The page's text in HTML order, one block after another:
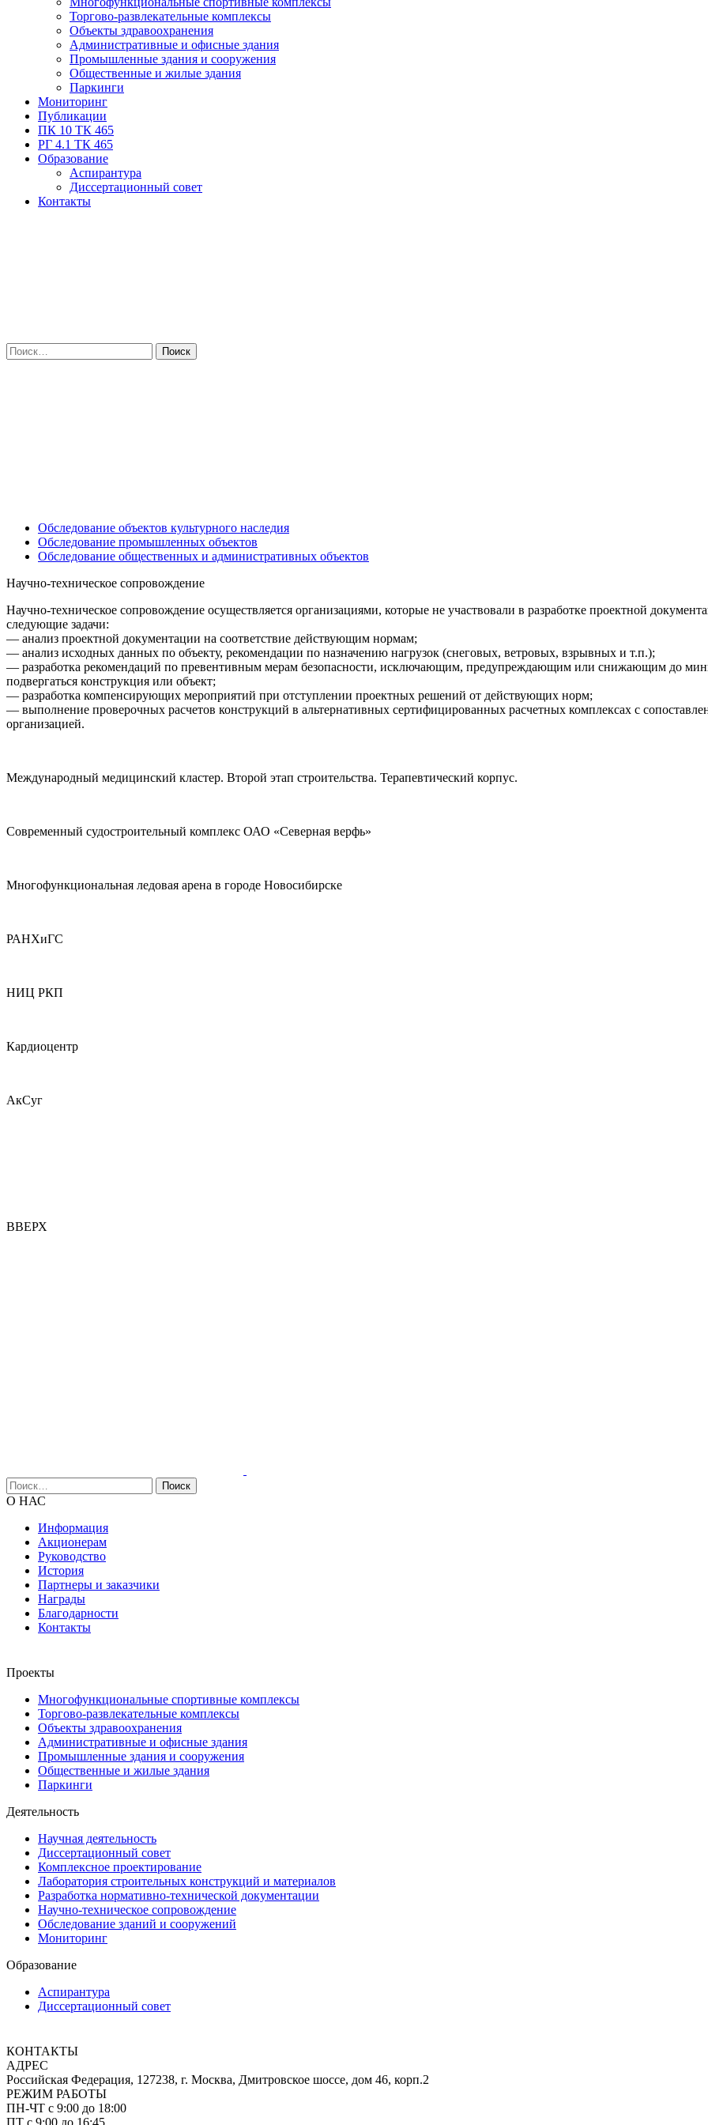
Торгово-развлекательные комплексы
Объекты здравоохранения
Административные и офисные здания
Промышленные здания и сооружения
Общественные и жилые здания
Паркинги
Мониторинг
Публикации
ПК 10 ТК 465
РГ 4.1 ТК 465
Образование
Аспирантура
Диссертационный совет
Контакты
Найти:
Обследование объектов культурного наследия
Обследование промышленных объектов
Обследование общественных и административных объектов
Научно-техническое сопровождение
Научно-техническое сопровождение осуществляется организациями, которые не участвовали в разработке проектной
следующие задачи:
— анализ проектной документации на соответствие действующим нормам;
— анализ исходных данных по объекту, рекомендации по назначению нагрузок (снеговых, ветровых, взрывных и т.п.);
— разработка рекомендаций по превентивным мерам безопасности, исключающим, предупреждающим или снижающим до
подвергаться конструкция или объект;
— разработка компенсирующих мероприятий при отступлении проектных решений от действующих норм;
— выполнение проверочных расчетов конструкций в альтернативных сертифицированных расчетных комплексах с
организацией.
Международный медицинский кластер. Второй этап строительства. Терапевтический корпус.
Современный судостроительный комплекс ОАО «Северная верфь»
Многофункциональная ледовая арена в городе Новосибирске
РАНХиГС
НИЦ РКП
Кардиоцентр
АкСуг
ВВЕРХ
Найти:
О НАС
Информация
Акционерам
Руководство
История
Партнеры и заказчики
Награды
Благодарности
Контакты
Проекты
Многофункциональные спортивные комплексы
Торгово-развлекательные комплексы
Объекты здравоохранения
Административные и офисные здания
Промышленные здания и сооружения
Общественные и жилые здания
Паркинги
Деятельность
Научная деятельность
Диссертационный совет
Комплексное проектирование
Лаборатория строительных конструкций и материалов
Разработка нормативно-технической документации
Научно-техническое сопровождение
Обследование зданий и сооружений
Мониторинг
Образование
Аспирантура
Диссертационный совет
КОНТАКТЫ
АДРЕС
Российская Федерация, 127238, г. Москва, Дмитровское шоссе, дом 46, корп.2
РЕЖИМ РАБОТЫ
ПН-ЧТ с 9:00 до 18:00
ПТ с 9:00 до 16:45